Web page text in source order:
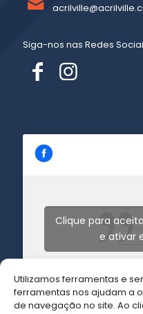
Utilizamos ferramentas e
ferramentas nos ajudam a
de navegação no site. Ao
Siga-nos nas Redes
Clique para
e ativar